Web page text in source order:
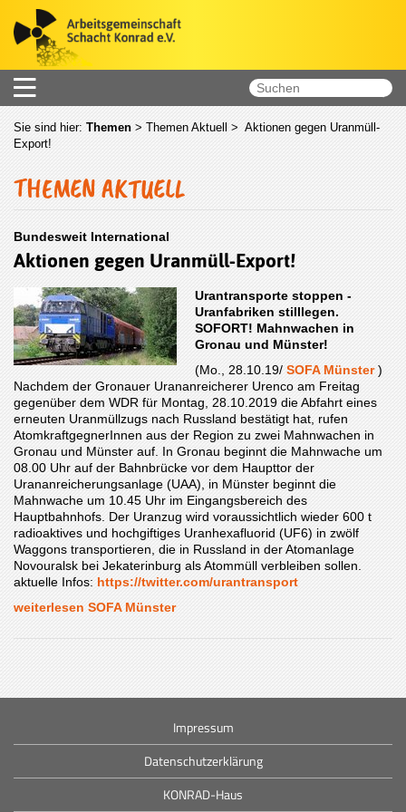
Sie sind hier: Themen > Themen Aktuell
> Aktionen gegen Uranmüll-
Export!
THEMEN AKTUELL
Bundesweit International
Aktionen gegen Uranmüll-Export!
Urantransporte stoppen -
Uranfabriken stilllegen.
SOFORT! Mahnwachen in
Gronau und Münster!
(Mo., 28.10.19/ SOFA Münster)
Nachdem der Gronauer Urananreicherer Urenco am Freitag
gegenüber dem WDR für Montag, 28.10.2019 die Abfahrt eines
erneuten Uranmüllzugs nach Russland bestätigt hat, rufen
AtomkraftgegnerInnen aus der Region zu zwei Mahnwachen in
Gronau und Münster auf. In Gronau beginnt die Mahnwache um
08.00 Uhr auf der Bahnbrücke vor dem Haupttor der
Urananreicherungsanlage (UAA), in Münster beginnt die
Mahnwache um 10.45 Uhr im Eingangsbereich des
Hauptbahnhofs. Der Uranzug wird voraussichtlich wieder 600 t
radioaktives und hochgiftiges Uranhexafluorid (UF6) in zwölf
Waggons transportieren, die in Russland in der Atomanlage
Novouralsk bei Jekaterinburg als Atommüll verbleiben sollen.
aktuelle Infos: https://twitter.com/urantransport
weiterlesen SOFA Münster
Impressum
Datenschutzerklärung
KONRAD-Haus